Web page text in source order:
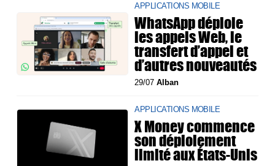
APPLICATIONS MOBILE
WhatsApp déploie
les appels Web, le
transfert d’appel et
d’autres nouveautés
29/07Alban
APPLICATIONS MOBILE
X Money commence
son déploiement
limité aux États-Unis